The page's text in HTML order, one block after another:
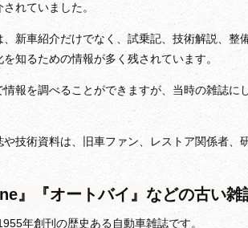
れていました。
新車紹介だけでなく、試乗記、技術解説、整
知るための情報が多く残されています。
報を調べることができますが、当時の雑誌に
技術資料は、旧車ファン、レストア関係者、
』『オートバイ』などの古い
年創刊の歴史ある自動車雑誌です。